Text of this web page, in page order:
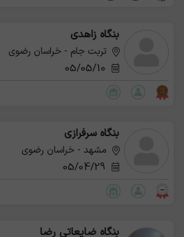
بنگاه زاهدی
تربت جام - خراسان رضوی
بنگاه سرفرازی
مشهد - خراسان رضوی
بنگاه ضایعاتی رضا